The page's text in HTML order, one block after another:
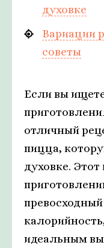
духовке
Вариации
советы
Если вы
отличный
пицца,
духовке.
идеальным